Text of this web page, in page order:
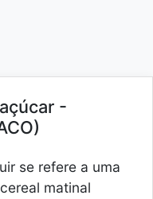
-
se refere a uma
matinal